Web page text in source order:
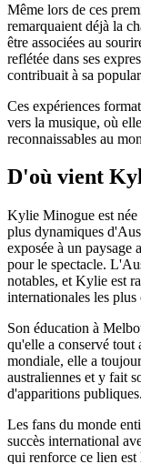
Même lors de ces
remarquaient déjà la
être associées au
reflétée dans ses
contribuait à sa
Ces expériences
vers la musique, où
reconnaissables au
D'où vient
Kylie Minogue est née
plus dynamiques
exposée à un paysage
pour le spectacle.
notables, et Kylie est
internationales les plus
Son éducation à
qu'elle a conservé tout
mondiale, elle a
australiennes et y fait
d'apparitions publiques.
Les fans du monde
succès international
qui renforce ce lien